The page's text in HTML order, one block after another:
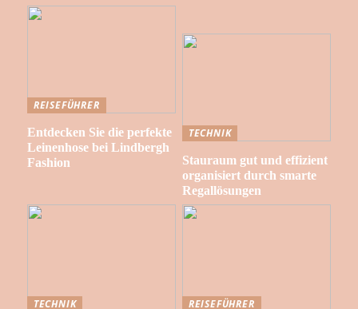
REISEFÜHRER
Entdecken Sie die perfekte
Leinenhose bei Lindbergh
Fashion
TECHNIK
Stauraum gut und effizient
organisiert durch smarte
Regallösungen
TECHNIK REISEFÜHRER